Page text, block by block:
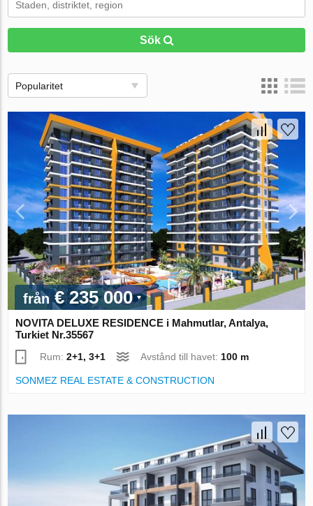
Sök
Popularitet
från€ 235 000
NOVITA DELUXE RESIDENCE i Mahmutlar, Antalya,
Turkiet Nr.35567
Rum:2+1, 3+1 Avstånd till havet: 100 m
SONMEZ REAL ESTATE & CONSTRUCTION